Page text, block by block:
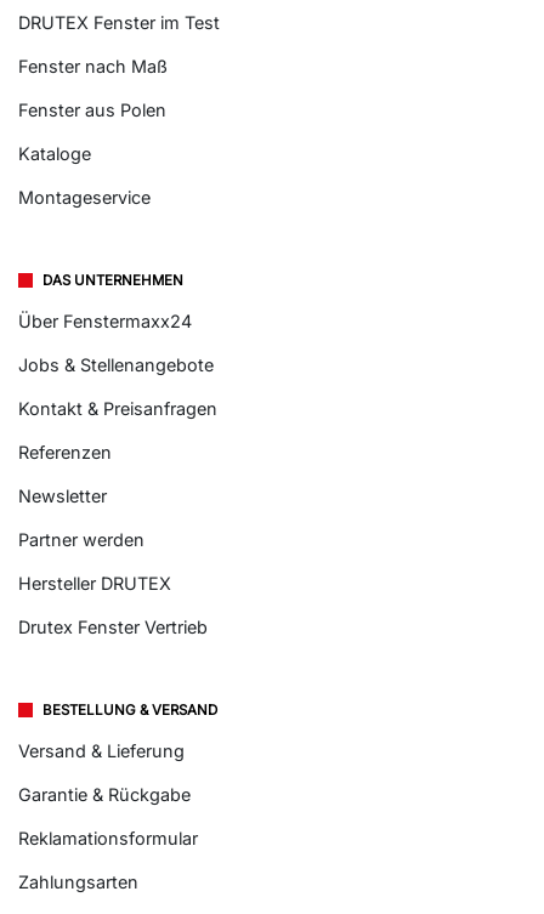
DRUTEX Fenster im Test
Fenster nach Maß
Fenster aus Polen
Kataloge
Montageservice
DAS UNTERNEHMEN
Über Fenstermaxx24
Jobs & Stellenangebote
Kontakt & Preisanfragen
Referenzen
Newsletter
Partner werden
Hersteller DRUTEX
Drutex Fenster Vertrieb
BESTELLUNG & VERSAND
Versand & Lieferung
Garantie & Rückgabe
Reklamationsformular
Zahlungsarten